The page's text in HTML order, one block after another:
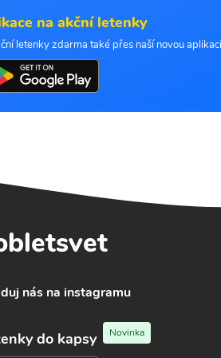
na akční letenky
letenky zdarma také přes naší novou
nás na instagramu
do kapsy Novinka